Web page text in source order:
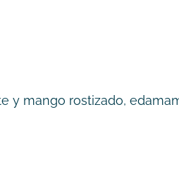
y mango rostizado,